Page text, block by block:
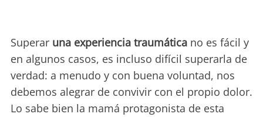
Superar una experiencia traumática no es fácil y
en algunos casos, es incluso difícil superarla de
verdad: a menudo y con buena voluntad, nos
debemos alegrar de convivir con el propio dolor.
Lo sabe bien la mamá protagonista de esta